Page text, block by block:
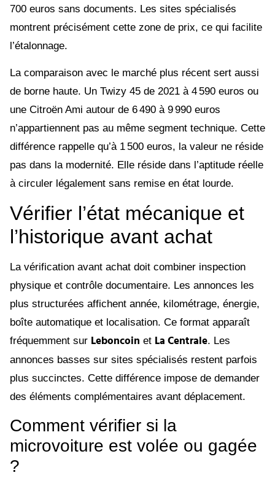
700 euros sans documents. Les sites spécialisés
montrent précisément cette zone de prix, ce qui facilite
l’étalonnage.
La comparaison avec le marché plus récent sert aussi
de borne haute. Un Twizy 45 de 2021 à 4 590 euros ou
une Citroën Ami autour de 6 490 à 9 990 euros
n’appartiennent pas au même segment technique. Cette
différence rappelle qu’à 1 500 euros, la valeur ne réside
pas dans la modernité. Elle réside dans l’aptitude réelle
à circuler légalement sans remise en état lourde.
Vérifier l’état mécanique et
l’historique avant achat
La vérification avant achat doit combiner inspection
physique et contrôle documentaire. Les annonces les
plus structurées affichent année, kilométrage, énergie,
boîte automatique et localisation. Ce format apparaît
fréquemment sur Leboncoin et La Centrale. Les
annonces basses sur sites spécialisés restent parfois
plus succinctes. Cette différence impose de demander
des éléments complémentaires avant déplacement.
Comment vérifier si la
microvoiture est volée ou gagée
?